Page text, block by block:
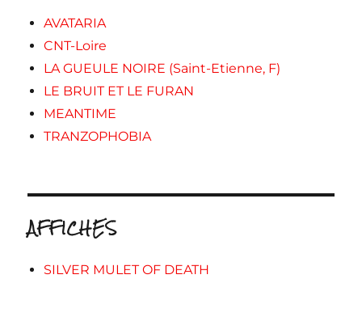
AVATARIA
CNT-Loire
LA GUEULE NOIRE (Saint-Etienne, F)
LE BRUIT ET LE FURAN
MEANTIME
TRANZOPHOBIA
AFFICHES
SILVER MULET OF DEATH